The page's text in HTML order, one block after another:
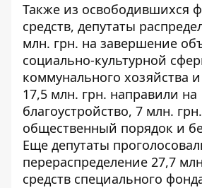
Также из освободившихся
средств, депутаты
млн. грн. на завершение
социально-культурной
коммунального хозяйства
17,5 млн. грн. направили на
благоустройство, 7 млн.
общественный порядок и
Еще депутаты
перераспределение 27,7
средств специального